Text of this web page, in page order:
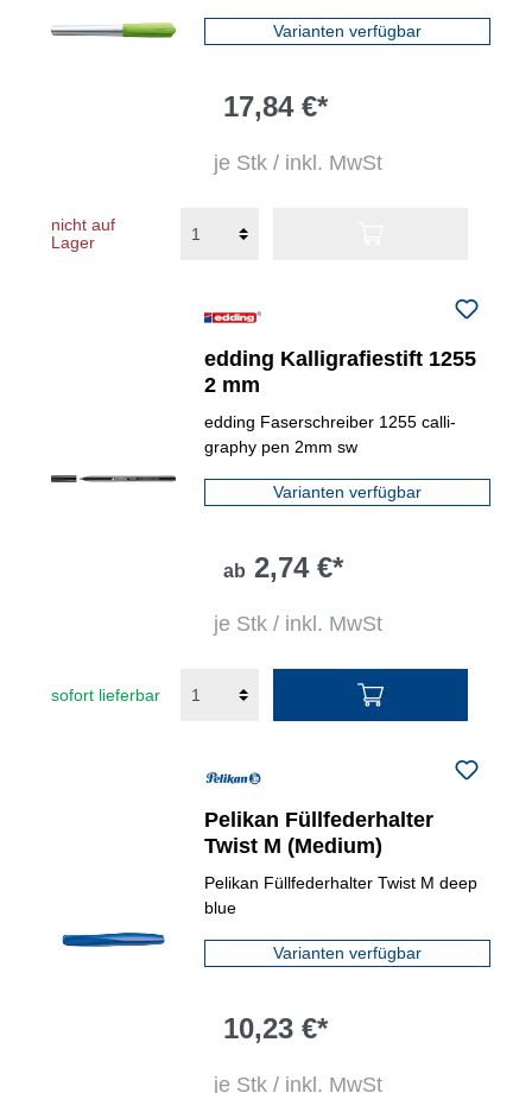
Varianten verfügbar
17,84 €*
je Stk / inkl. MwSt
nicht auf
Lager
edding Kalligrafiestift 1255
2 mm
edding Faserschreiber 1255 calli-
graphy pen 2mm sw
Varianten verfügbar
ab 2,74 €*
je Stk / inkl. MwSt
sofort lieferbar
Pelikan Füllfederhalter
Twist M (Medium)
Pelikan Füllfederhalter Twist M deep
blue
Varianten verfügbar
10,23 €*
je Stk / inkl. MwSt